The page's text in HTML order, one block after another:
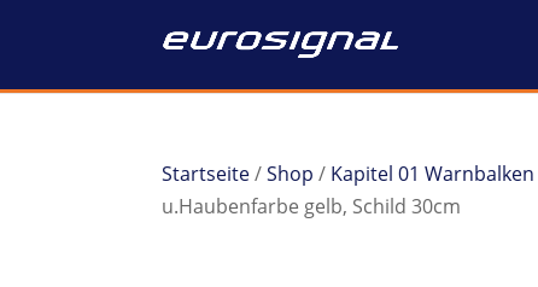
Startseite/Shop / Kapitel 01 Warnbalken
u.Haubenfarbe gelb, Schild 30cm